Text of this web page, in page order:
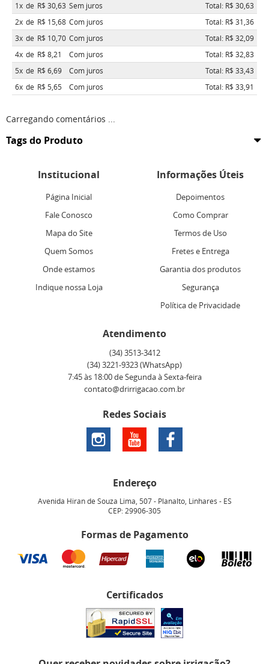
1x de R$ 30,63 Sem juros
Total: R$ 30,63
2x de R$ 15,68 Com juros
Total: R$ 31,36
3x de R$ 10,70 Com juros
Total: R$ 32,09
4x de R$ 8,21 Com juros
Total: R$ 32,83
5x de R$ 6,69 Com juros
Total: R$ 33,43
6x de R$ 5,65 Com juros Total: R$ 33,91
Carregando comentários ...
Tags do Produto
Institucional
Página Inicial
Fale Conosco
Mapa do Site
Quem Somos
Onde estamos
Indique nossa Loja
Informações Úteis
Depoimentos
Como Comprar
Termos de Uso
Fretes e Entrega
Garantia dos produtos
Segurança
Política de Privacidade
Atendimento
(34)3513-3412
(34)3221-9323(WhatsApp)
7:45 às 18:00 de Segunda à Sexta-feira
contato@drirrigacao.com.br
Redes Sociais
Endereço
Avenida Hiran de Souza Lima, 507- Planalto, Linhares - ES
CEP: 29906-305
Formas de Pagamento
Certificados